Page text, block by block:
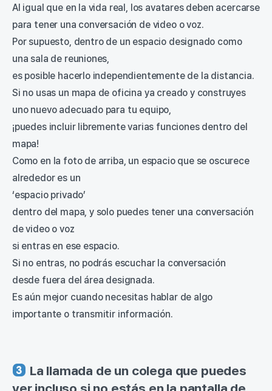
Al igual que en la vida real, los avatares deben acercarse
para tener una conversación de video o voz.
Por supuesto, dentro de un espacio designado como
una sala de reuniones,
es posible hacerlo independientemente de la distancia.
Si no usas un mapa de oficina ya creado y construyes
uno nuevo adecuado para tu equipo,
¡puedes incluir libremente varias funciones dentro del
mapa!
Como en la foto de arriba, un espacio que se oscurece
alrededor es un
‘espacio privado’
dentro del mapa, y solo puedes tener una conversación
de video o voz
si entras en ese espacio.
Si no entras, no podrás escuchar la conversación
desde fuera del área designada.
Es aún mejor cuando necesitas hablar de algo
importante o transmitir información.
La llamada de un colega que puedes